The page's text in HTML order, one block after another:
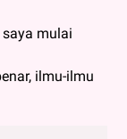
saya mulai
ilmu-ilmu